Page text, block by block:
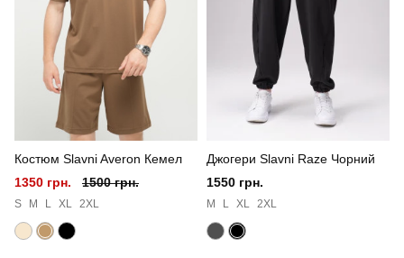
Стать
Стиль повсякденний
Колір синій
Матеріал
Костюм Slavni Averon Кемел
1350 грн.
1500 грн.
S M L XL 2XL
Джогери Slavni Raze Чорний
1550 грн.
M L XL 2XL